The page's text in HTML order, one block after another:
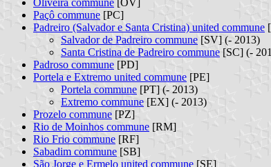
Paçô commune [PC]
Padreiro (Salvador e Santa Cristina) united commune
Salvador de Padreiro commune [SV] (- 2013)
Santa Cristina de Padreiro commune [SC] (-
Padroso commune [PD]
Portela e Extremo united commune [PE]
Portela commune [PT] (- 2013)
Extremo commune [EX] (- 2013)
Prozelo commune [PZ]
Rio de Moinhos commune [RM]
Rio Frio commune [RF]
Sabadim commune [SB]
São Jorge e Ermelo united commune [SE]